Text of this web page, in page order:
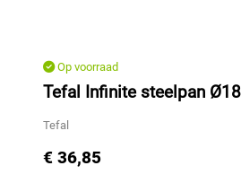
Op voorraad
Tefal Infinite steelpan
Tefal
€ 36,85